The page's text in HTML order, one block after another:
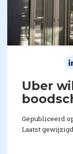
Uber
Gepubliceerd
Laatst